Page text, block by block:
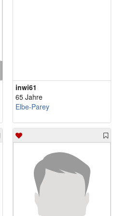
inwi61
65 Jahre
Elbe-Parey